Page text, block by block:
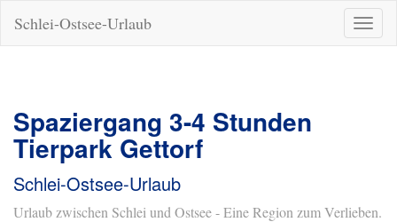
ein-/
Schlei-Ostsee-Urlaub
Spaziergang 3-4 Stunden
Tierpark Gettorf
Schlei-Ostsee-Urlaub
Urlaub zwischen Schlei und Ostsee - Eine Region zum Verlieben.